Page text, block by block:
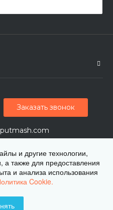
переулок, дом 2
Заказать звонок
права защищены
и другие технологии,
также для предоставления
и анализа использования
Cookie.